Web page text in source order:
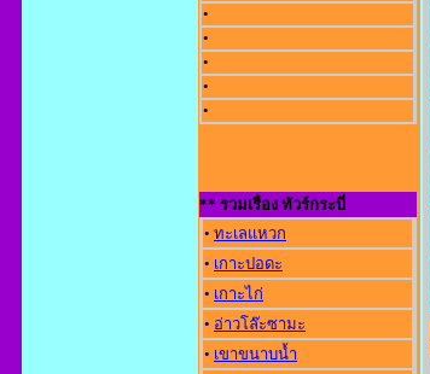
•
•
•
•
•
** รวมเรื่อง ทัวร์กระบี่
• ทะเลแหวก
• เกาะปอดะ
• เกาะไก่
• อ่าวโล๊ะซามะ
• เขาขนาบน้ำ